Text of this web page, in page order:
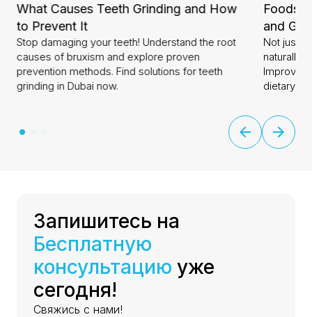
What Causes Teeth Grinding and How
to Prevent It
Stop damaging your teeth! Understand the root
causes of bruxism and explore proven
prevention methods. Find solutions for teeth
grinding in Dubai now.
Foods
and
Not just
naturally
Improve
dietary
Запишитесь на
Бесплатную
консультацию уже
сегодня!
Свяжись с нами!